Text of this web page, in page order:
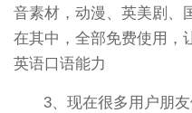
音素材，动漫、英美剧、
在其中，全部免费使用，
英语口语能力
3、现在很多用户朋